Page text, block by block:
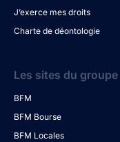
J’exerce mes droits
Charte de déontologie
Les sites du groupe
BFM
BFM Bourse
BFM Locales